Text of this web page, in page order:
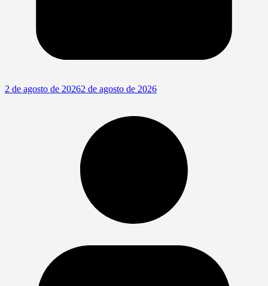
2 de agosto de 20262 de agosto de 2026